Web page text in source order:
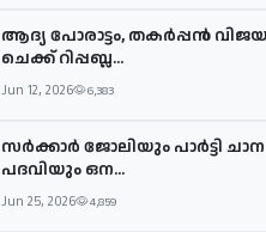
ആദ്യ പോരാട്ടം, തകർപ്പൻ
ചെക്ക് റിപ്പബ്ല...
Jun 12, 2026 6,383
സര്‍ക്കാര്‍ ജോലിയും പാര്‍ട്ടി
പദവിയും ഒന...
Jun 25, 2026 4,859